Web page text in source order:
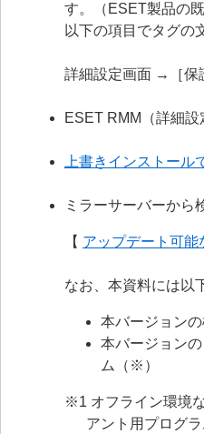
す。（ESET製品の
以下の項目でタグの
詳細設定画面 →［保
ESET RMM（詳細
上書きインストー
ミラーサーバーから
【 アップデート可能
なお、本資料には以
本バージョン
本バージョン
ム（※）
※1 オフライン環境
アント用プログ